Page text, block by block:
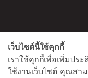
เว็บไซต์นี้ใช้คุกกี้
เราใช้คุกกี้เพื่อเพิ่มปร
ใช้งานเว็บไซต์ คุณสา